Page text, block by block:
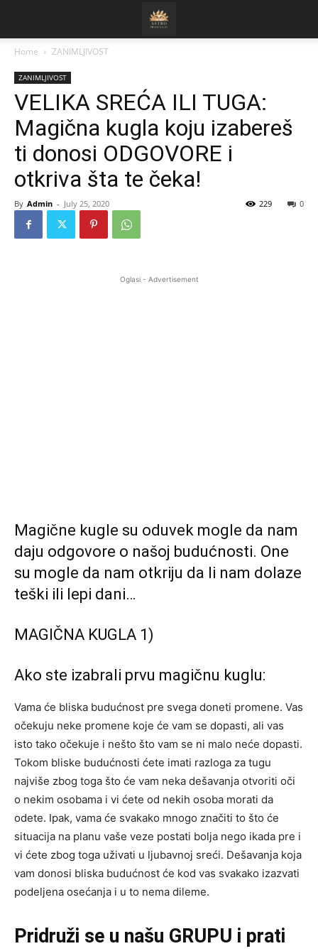
Home ZANIMLJIVOST
ZANIMLJIVOST
VELIKA SREĆA ILI TUGA:
Magična kugla koju izabereš
ti donosi ODGOVORE i
otkriva šta te čeka!
By Admin - July 25, 2020 0
229
Oglasi - Advertisement
Magične kugle su oduvek mogle da nam
daju odgovore o našoj budućnosti. One
su mogle da nam otkriju da li nam dolaze
teški ili lepi dani…
MAGIČNA KUGLA 1)
Ako ste izabrali prvu magičnu kuglu:
Vama će bliska budućnost pre svega doneti promene. Vas
očekuju neke promene koje će vam se dopasti, ali vas
isto tako očekuje i nešto što vam se ni malo neće dopasti.
Tokom bliske budućnosti ćete imati razloga za tugu
najviše zbog toga što će vam neka dešavanja otvoriti oči
o nekim osobama i vi ćete od nekih osoba morati da
odete. Ipak, vama će svakako mnogo značiti to što će
situacija na planu vaše veze postati bolja nego ikada pre i
vi ćete zbog toga uživati u ljubavnoj sreći. Dešavanja koja
vam donosi bliska budućnost će kod vas svakako izazvati
podeljena osećanja i u to nema dileme.
Pridruži se u našu GRUPU i prati